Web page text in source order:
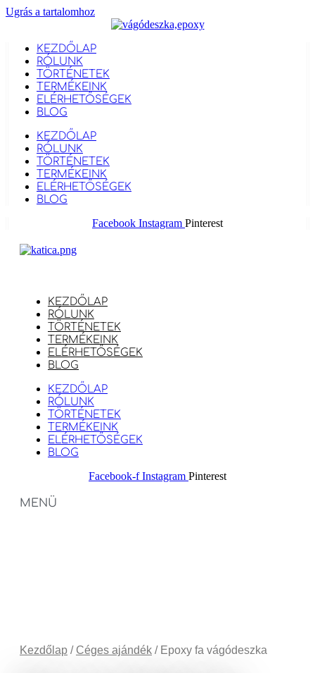
Ugrás a tartalomhoz
KEZDŐLAP
RÓLUNK
TÖRTÉNETEK
TERMÉKEINK
ELÉRHETŐSÉGEK
BLOG
KEZDŐLAP
RÓLUNK
TÖRTÉNETEK
TERMÉKEINK
ELÉRHETŐSÉGEK
BLOG
Facebook Instagram Pinterest
KEZDŐLAP
RÓLUNK
TÖRTÉNETEK
TERMÉKEINK
ELÉRHETŐSÉGEK
BLOG
KEZDŐLAP
RÓLUNK
TÖRTÉNETEK
TERMÉKEINK
ELÉRHETŐSÉGEK
BLOG
Facebook-f Instagram Pinterest
MENÜ
Kezdőlap / Céges ajándék / Epoxy fa vágódeszka